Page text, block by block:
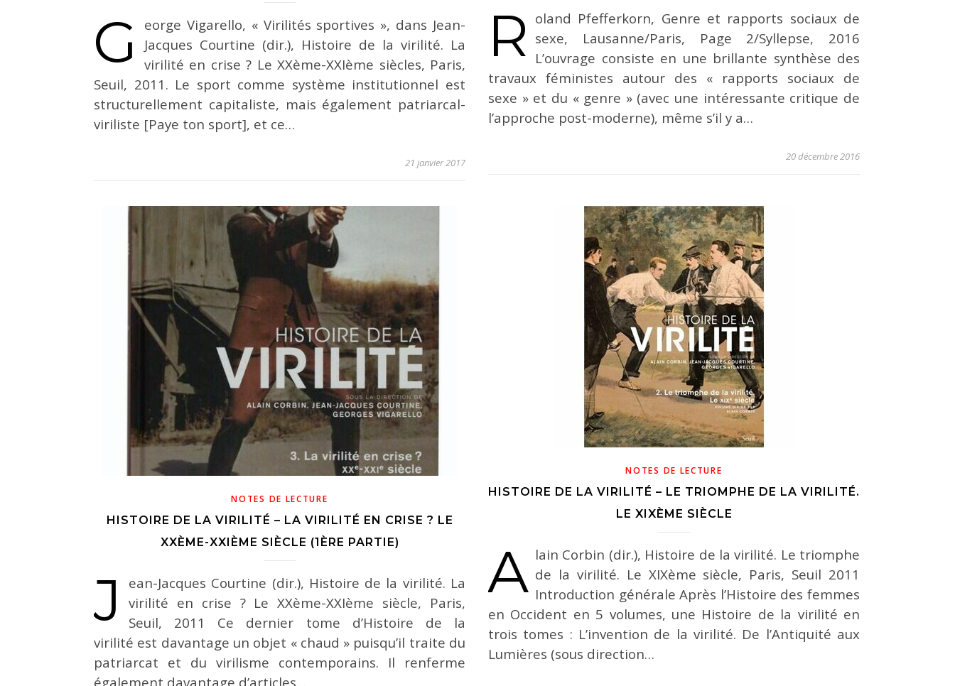
G
eorge Vigarello, « Virilités sportives », dans Jean-
Jacques Courtine (dir.), Histoire de la virilité. La
virilité en crise ? Le XXème-XXIème siècles, Paris,
Seuil, 2011. Le sport comme système institutionnel est
structurellement capitaliste, mais également patriarcal-
viriliste [Paye ton sport], et ce…
21 janvier 2017
R oland Pfefferkorn, Genre et rapports sociaux de
sexe, Lausanne/Paris, Page 2/Syllepse, 2016
L’ouvrage consiste en une brillante synthèse des
travaux féministes autour des « rapports sociaux de
sexe » et du « genre » (avec une intéressante critique de
l’approche post-moderne), même s’il y a…
20 décembre 2016
NOTES DE LECTURE
HISTOIRE DE LA VIRILITÉ – LA VIRILITÉ EN CRISE ? LE
XXÈME-XXIÈME SIÈCLE (1ÈRE PARTIE)
J
ean-Jacques Courtine (dir.), Histoire de la virilité. La
virilité en crise ? Le XXème-XXIème siècle, Paris,
Seuil, 2011 Ce dernier tome d’Histoire de la
virilité est davantage un objet « chaud » puisqu’il traite du
patriarcat et du virilisme contemporains. Il renferme
également davantage d’articles…
NOTES DE LECTURE
HISTOIRE DE LA VIRILITÉ – LE TRIOMPHE DE LA VIRILITÉ.
LE XIXÈME SIÈCLE
A lain Corbin (dir.), Histoire de la virilité. Le triomphe
de la virilité. Le XIXème siècle, Paris, Seuil 2011
Introduction générale Après l’Histoire des femmes
en Occident en 5 volumes, une Histoire de la virilité en
trois tomes : L’invention de la virilité. De l’Antiquité aux
Lumières (sous direction…